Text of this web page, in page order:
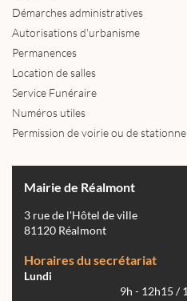
Démarches administratives
Autorisations d'urbanisme
Permanences
Location de salles
Service Funéraire
Numéros utiles
Permission de voirie ou de
Mairie de Réalmont
3 rue de l'Hôtel de ville
81120 Réalmont
Horaires du secrétariat
Lundi
9h - 12h15 /